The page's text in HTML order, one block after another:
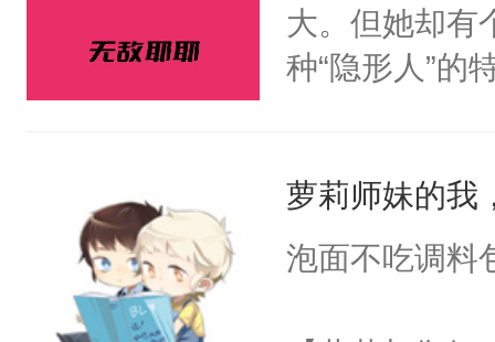
根。她的眼中
爱慕沈芸澜看
大。但她却有
种“隐形人”的
来身处一个恋
道的背景板
飞的爱情故
萝莉师妹的我
泡面不吃调料